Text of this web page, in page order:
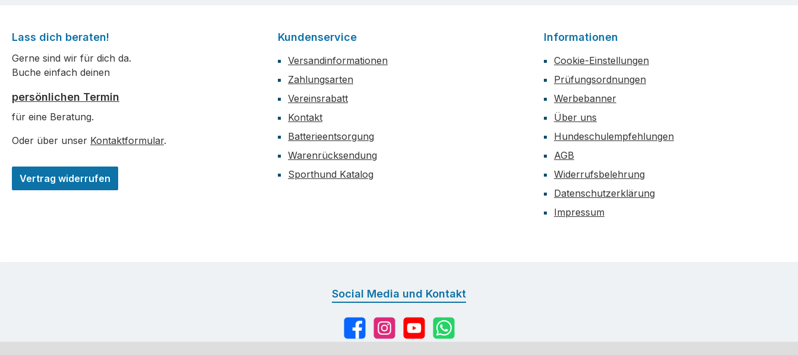
Lass dich beraten!
Gerne sind wir für dich da.
Buche einfach deinen
persönlichen Termin
für eine Beratung.
Oder über unser Kontaktformular.
Vertrag widerrufen
Kundenservice
Versandinformationen
Zahlungsarten
Vereinsrabatt
Kontakt
Batterieentsorgung
Warenrücksendung
Sporthund Katalog
Informationen
Cookie-Einstellungen
Prüfungsordnungen
Werbebanner
Über uns
Hundeschulempfehlungen
AGB
Widerrufsbelehrung
Datenschutzerklärung
Impressum
Social Media und Kontakt
FacebookInstagramYouTubeWhatsApp